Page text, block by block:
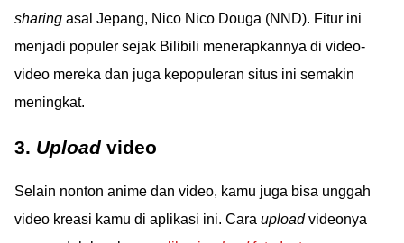
sharing asal Jepang, Nico Nico Douga (NND). Fitur ini
menjadi populer sejak Bilibili menerapkannya di video-
video mereka dan juga kepopuleran situs ini semakin
meningkat.
3. Upload video
Selain nonton anime dan video, kamu juga bisa unggah
video kreasi kamu di aplikasi ini. Cara uploadvideonya